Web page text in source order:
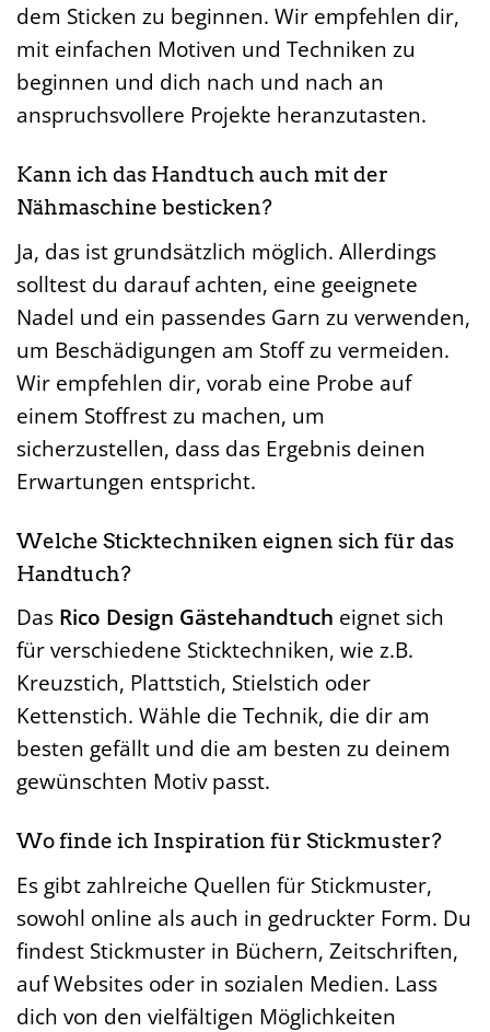
dem Sticken zu beginnen. Wir empfehlen dir,
mit einfachen Motiven und Techniken zu
beginnen und dich nach und nach an
anspruchsvollere Projekte heranzutasten.
Kann ich das Handtuch auch mit der
Nähmaschine besticken?
Ja, das ist grundsätzlich möglich. Allerdings
solltest du darauf achten, eine geeignete
Nadel und ein passendes Garn zu verwenden,
um Beschädigungen am Stoff zu vermeiden.
Wir empfehlen dir, vorab eine Probe auf
einem Stoffrest zu machen, um
sicherzustellen, dass das Ergebnis deinen
Erwartungen entspricht.
Welche Sticktechniken eignen sich für das
Handtuch?
Das Rico Design Gästehandtuch eignet sich
für verschiedene Sticktechniken, wie z.B.
Kreuzstich, Plattstich, Stielstich oder
Kettenstich. Wähle die Technik, die dir am
besten gefällt und die am besten zu deinem
gewünschten Motiv passt.
Wo finde ich Inspiration für Stickmuster?
Es gibt zahlreiche Quellen für Stickmuster,
sowohl online als auch in gedruckter Form. Du
findest Stickmuster in Büchern, Zeitschriften,
auf Websites oder in sozialen Medien. Lass
dich von den vielfältigen Möglichkeiten